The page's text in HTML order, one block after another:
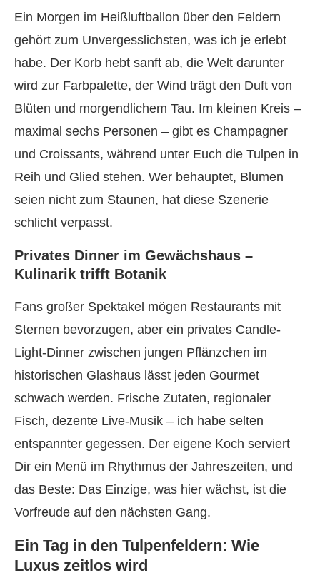
Ein Morgen im Heißluftballon über den Feldern
gehört zum Unvergesslichsten, was ich je erlebt
habe. Der Korb hebt sanft ab, die Welt darunter
wird zur Farbpalette, der Wind trägt den Duft von
Blüten und morgendlichem Tau. Im kleinen Kreis –
maximal sechs Personen – gibt es Champagner
und Croissants, während unter Euch die Tulpen in
Reih und Glied stehen. Wer behauptet, Blumen
seien nicht zum Staunen, hat diese Szenerie
schlicht verpasst.
Privates Dinner im Gewächshaus –
Kulinarik trifft Botanik
Fans großer Spektakel mögen Restaurants mit
Sternen bevorzugen, aber ein privates Candle-
Light-Dinner zwischen jungen Pflänzchen im
historischen Glashaus lässt jeden Gourmet
schwach werden. Frische Zutaten, regionaler
Fisch, dezente Live-Musik – ich habe selten
entspannter gegessen. Der eigene Koch serviert
Dir ein Menü im Rhythmus der Jahreszeiten, und
das Beste: Das Einzige, was hier wächst, ist die
Vorfreude auf den nächsten Gang.
Ein Tag in den Tulpenfeldern: Wie
Luxus zeitlos wird